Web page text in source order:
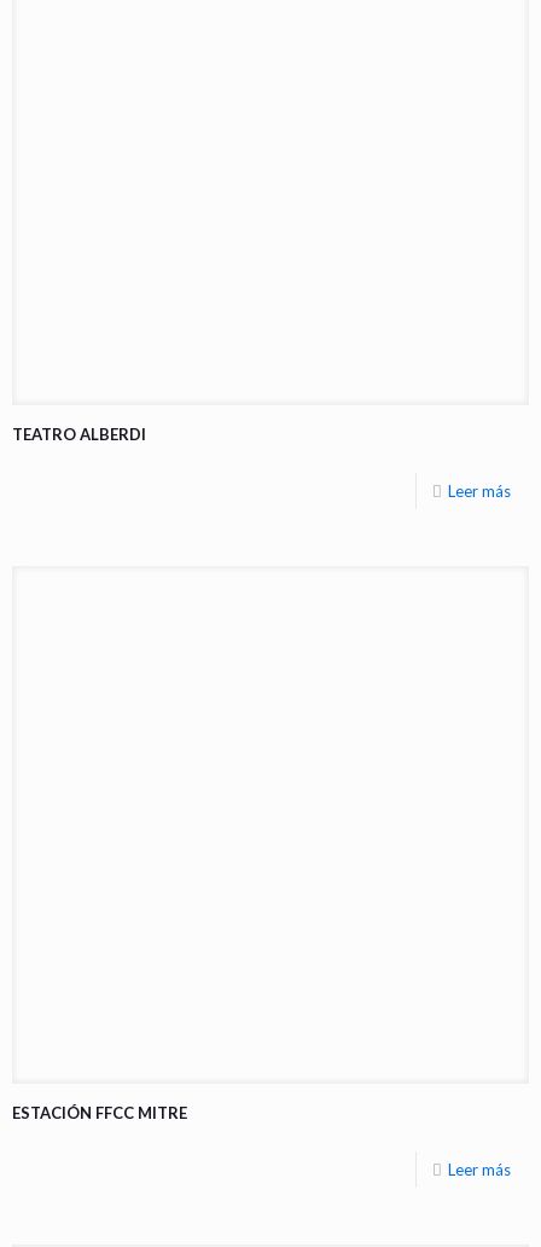
TEATRO ALBERDI
Leer más
ESTACIÓN FFCC MITRE
Leer más